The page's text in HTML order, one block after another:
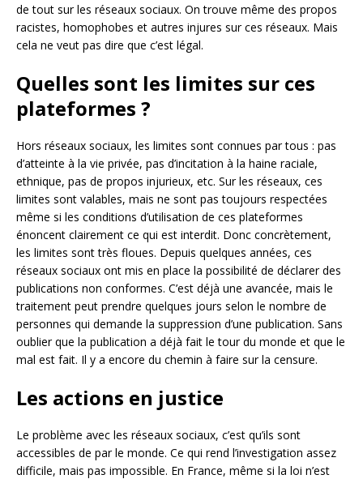
de tout sur les réseaux sociaux. On trouve même des propos
racistes, homophobes et autres injures sur ces réseaux. Mais
cela ne veut pas dire que c’est légal.
Quelles sont les limites sur ces
plateformes ?
Hors réseaux sociaux, les limites sont connues par tous : pas
d’atteinte à la vie privée, pas d’incitation à la haine raciale,
ethnique, pas de propos injurieux, etc. Sur les réseaux, ces
limites sont valables, mais ne sont pas toujours respectées
même si les conditions d’utilisation de ces plateformes
énoncent clairement ce qui est interdit. Donc concrètement,
les limites sont très floues. Depuis quelques années, ces
réseaux sociaux ont mis en place la possibilité de déclarer des
publications non conformes. C’est déjà une avancée, mais le
traitement peut prendre quelques jours selon le nombre de
personnes qui demande la suppression d’une publication. Sans
oublier que la publication a déjà fait le tour du monde et que le
mal est fait. Il y a encore du chemin à faire sur la censure.
Les actions en justice
Le problème avec les réseaux sociaux, c’est qu’ils sont
accessibles de par le monde. Ce qui rend l’investigation assez
difficile, mais pas impossible. En France, même si la loi n’est